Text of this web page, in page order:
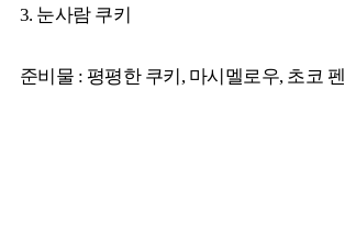
3. 눈사람 쿠키
준비물 : 평평한 쿠키, 마시멜로우, 초코 펜